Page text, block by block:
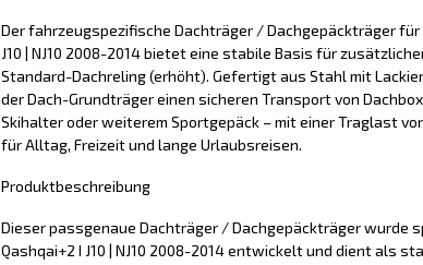
Der fahrzeugspezifische Dachträger / Dachgepäckträger für
J10 | NJ10 2008-2014 bietet eine stabile Basis für
Standard-Dachreling (erhöht). Gefertigt aus Stahl mit
der Dach-Grundträger einen sicheren Transport von
Skihalter oder weiterem Sportgepäck – mit einer Traglast
für Alltag, Freizeit und lange Urlaubsreisen.
Produktbeschreibung
Dieser passgenaue Dachträger / Dachgepäckträger wurde
Qashqai+2 I J10 | NJ10 2008-2014 entwickelt und dient als